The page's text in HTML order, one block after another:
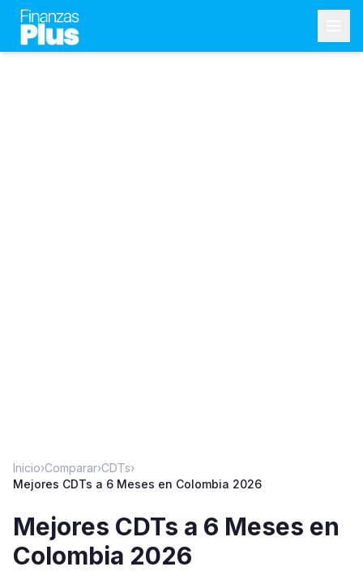
Inicio›Comparar›CDTs›
Mejores CDTs a 6 Meses en Colombia 2026
Mejores CDTs a 6 Meses en
Colombia 2026